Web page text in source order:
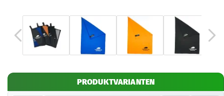
PRODUKTVARIANTEN